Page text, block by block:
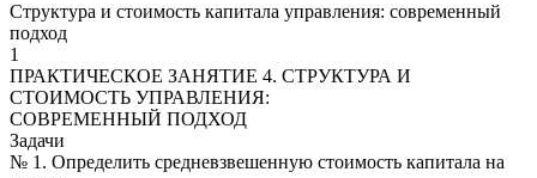
Структура и стоимость капитала управления: современный
подход
1
ПРАКТИЧЕСКОЕ ЗАНЯТИЕ 4. СТРУКТУРА И
СТОИМОСТЬ УПРАВЛЕНИЯ:
СОВРЕМЕННЫЙ ПОДХОД
Задачи
№ 1. Определить средневзвешенную стоимость капитала на